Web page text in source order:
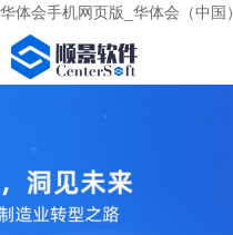
华体会手机网页版_华体会（中国）